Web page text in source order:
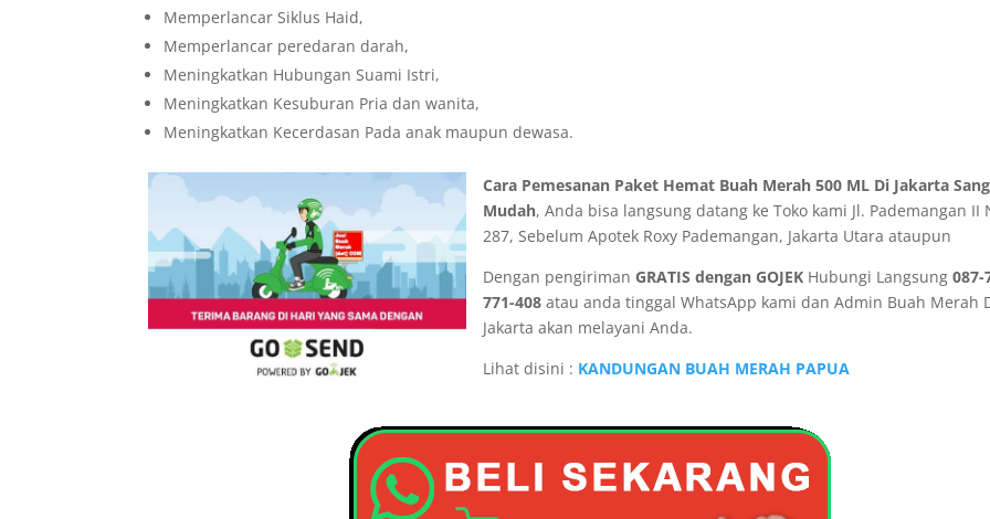
Memperlancar Siklus Haid,
Memperlancar peredaran darah,
Meningkatkan Hubungan Suami Istri,
Meningkatkan Kesuburan Pria dan wanita,
Meningkatkan Kecerdasan Pada anak maupun dewasa.
Cara Pemesanan Paket Hemat Buah Merah 500 ML Di Jakarta
Mudah, Anda bisa langsung datang ke Toko kami Jl. Pademangan II
287, Sebelum Apotek Roxy Pademangan, Jakarta Utara ataupun
Dengan pengiriman GRATIS dengan GOJEK Hubungi Langsung087-
771-408 atau anda tinggal WhatsApp kami dan Admin Buah Merah
Jakarta akan melayani Anda.
Lihat disini : KANDUNGAN BUAH MERAH PAPUA